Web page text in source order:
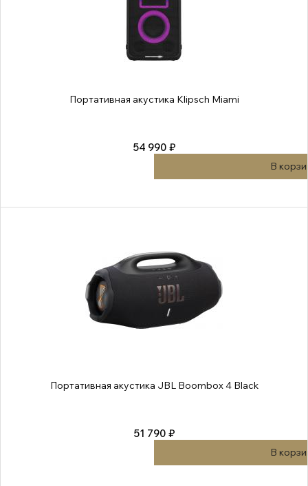
Портативная акустика Klipsch Miami
54 990 ₽
В
Портативная акустика JBL Boombox 4 Black
51 790 ₽
В